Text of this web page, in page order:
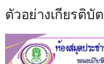
ตัวอย่างเกียรติบั